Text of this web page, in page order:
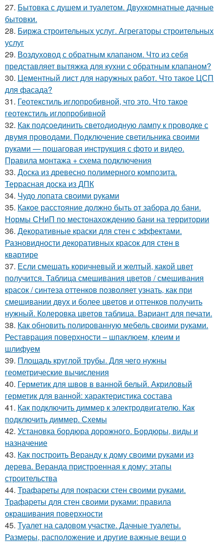
27. Бытовка с душем и туалетом. Двухкомнатные дачные
бытовки.
28. Биржа строительных услуг. Агрегаторы строительных
услуг
29. Воздуховод с обратным клапаном. Что из себя
представляет вытяжка для кухни с обратным клапаном?
30. Цементный лист для наружных работ. Что такое ЦСП
для фасада?
31. Геотекстиль иглопробивной, что это. Что такое
геотекстиль иглопробивной
32. Как подсоединить светодиодную лампу к проводке с
двумя проводами. Подключение светильника своими
руками — пошаговая инструкция с фото и видео.
Правила монтажа + схема подключения
33. Доска из древесно полимерного композита.
Террасная доска из ДПК
34. Чудо лопата своими руками
35. Какое расстояние должно быть от забора до бани.
Нормы СНиП по местонахождению бани на территории
36. Декоративные краски для стен с эффектами.
Разновидности декоративных красок для стен в
квартире
37. Если смешать коричневый и желтый, какой цвет
получится. Таблица смешивания цветов / смешивания
красок / синтеза оттенков позволяет узнать, как при
смешивании двух и более цветов и оттенков получить
нужный. Колеровка цветов таблица. Вариант для печати.
38. Как обновить полированную мебель своими руками.
Реставрация поверхности – шпаклюем, клеим и
шлифуем
39. Площадь круглой трубы. Для чего нужны
геометрические вычисления
40. Герметик для швов в ванной белый. Акриловый
герметик для ванной: характеристика состава
41. Как подключить диммер к электродвигателю. Как
подключить диммер. Схемы
42. Установка бордюра дорожного. Бордюры, виды и
назначение
43. Как построить Веранду к дому своими руками из
дерева. Веранда пристроенная к дому: этапы
строительства
44. Трафареты для покраски стен своими руками.
Трафареты для стен своими руками: правила
окрашивания поверхности
45. Туалет на садовом участке. Дачные туалеты.
Размеры, расположение и другие важные вещи о